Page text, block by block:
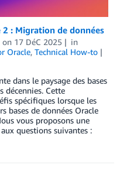
: Migration de données
on 17 DéC 2025
in
Oracle, Technical How-to
dans le paysage des bases
décennies. Cette
spécifiques lorsque les
bases de données Oracle
vous proposons une
questions suivantes :